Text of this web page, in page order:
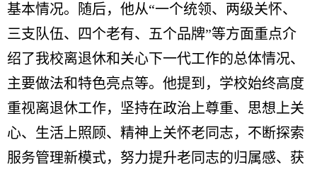
基本情况。随后，他从“一个统领、两级关怀、
三支队伍、四个老有、五个品牌”等方面重点介
绍了我校离退休和关心下一代工作的总体情况、
主要做法和特色亮点等。他提到，学校始终高度
重视离退休工作，坚持在政治上尊重、思想上关
心、生活上照顾、精神上关怀老同志，不断探索
服务管理新模式，努力提升老同志的归属感、获